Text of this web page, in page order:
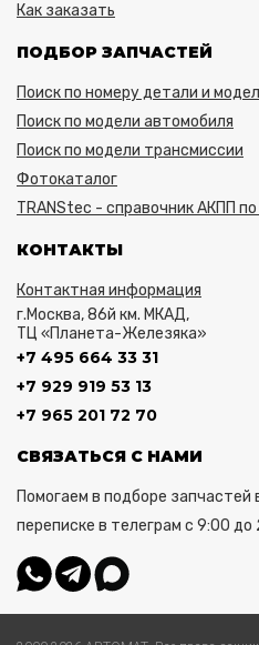
Как заказать
ПОДБОР ЗАПЧАСТЕЙ
Поиск по номеру детали и
Поиск по модели автомобиля
Поиск по модели трансмиссии
Фотокаталог
TRANStec - справочник АКПП
КОНТАКТЫ
Контактная информация
г.Москва, 86й км. МКАД,
ТЦ «Планета-Железяка»
+7 495 664 33 31
+7 929 919 53 13
+7 965 201 72 70
СВЯЗАТЬСЯ С НАМИ
Помогаем в подборе запчастей
переписке в телеграм с 9:00 до